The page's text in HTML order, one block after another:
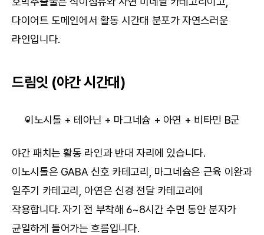
다이어트 도메인에서 활동 시간대 분포가 자연스러운
라인입니다.
드림잇 (야간 시간대)
이노시톨 + 테아닌 + 마그네슘 + 아연 + 비타민 B군
야간 패치는 활동 라인과 반대 자리에 있습니다.
이노시톨은 GABA 신호 카테고리, 마그네슘은 근육 이완과
일주기 카테고리, 아연은 신경 전달 카테고리에
작용합니다. 자기 전 부착해 6~8시간 수면 동안 분자가
균일하게 들어가는 흐름입니다.